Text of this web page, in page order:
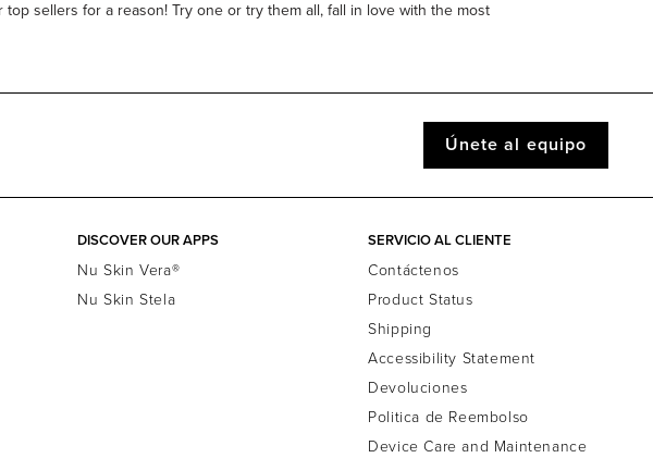
sellers for a reason! Try one or try them all, fall in love with the most
Únete al equipo
DISCOVER OUR APPS
Nu Skin Vera®
Nu Skin Stela
SERVICIO AL CLIENTE
Contáctenos
Product Status
Shipping
Accessibility Statement
Devoluciones
Politica de Reembolso
Device Care and Maintenance